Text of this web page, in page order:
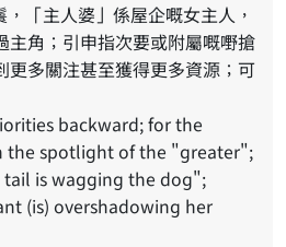
，「主人婆」係屋企嘅女主人，
主角；引申指次要或附屬嘅嘢搶
更多關注甚至獲得更多資源；可
the spotlight of the "greater";
is wagging the dog";
(is) overshadowing her